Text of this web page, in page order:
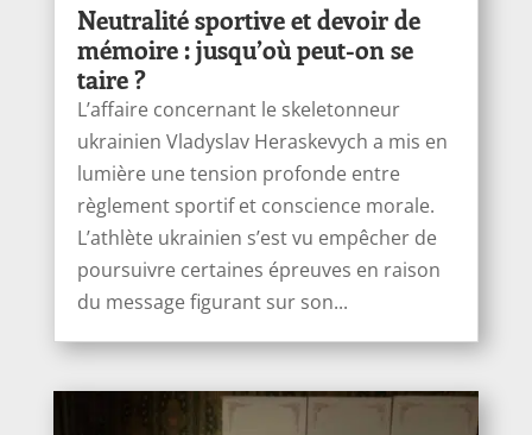
Neutralité sportive et devoir de
mémoire : jusqu’où peut-on se
taire ?
L’affaire concernant le skeletonneur
ukrainien Vladyslav Heraskevych a mis en
lumière une tension profonde entre
règlement sportif et conscience morale.
L’athlète ukrainien s’est vu empêcher de
poursuivre certaines épreuves en raison
du message figurant sur son...